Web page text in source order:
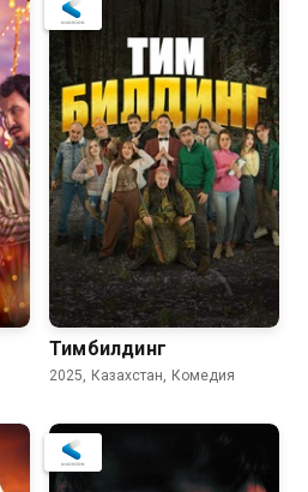
Тимбилдинг
2025, Казахстан, Комедия